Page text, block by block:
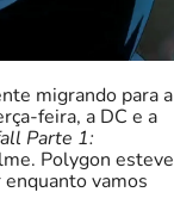
migrando para a
feira, a DC e a
Parte 1:
Polygon esteve
vamos